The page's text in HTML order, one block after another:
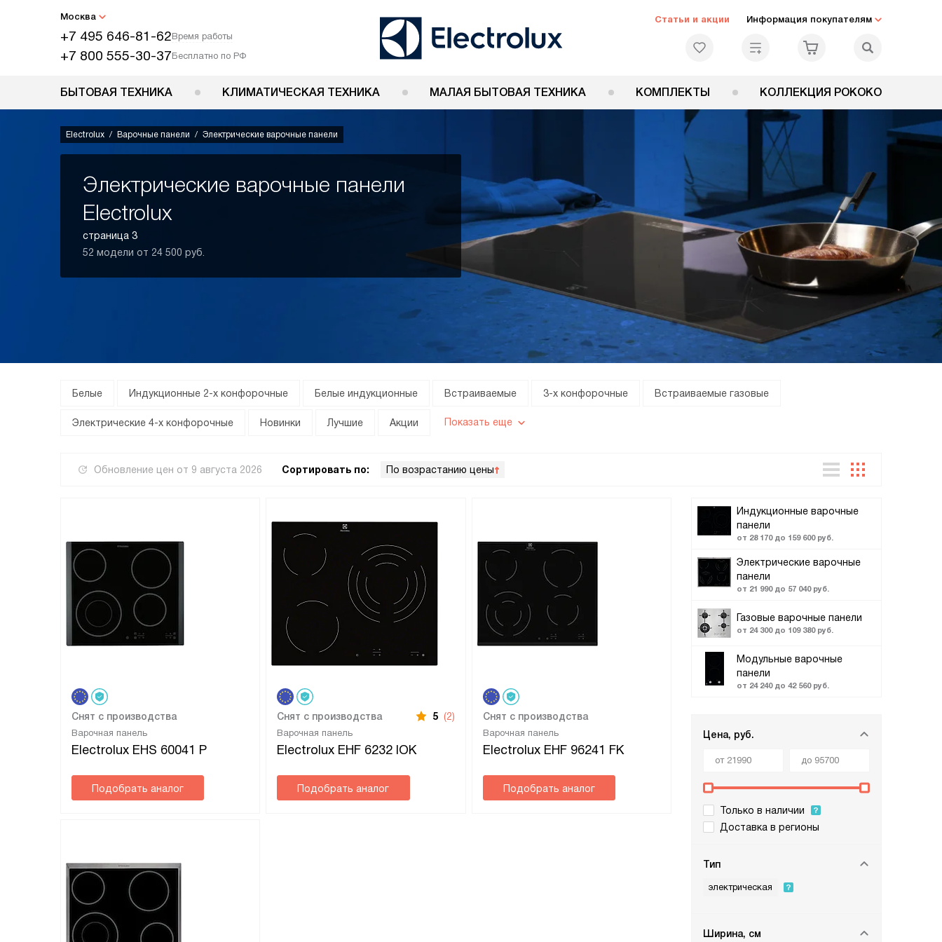
Москва
+7 495 646-81-62Время работы
+7 800 555-30-37Бесплатно по РФ
Статьи и акции Информация покупателям
БЫТОВАЯ ТЕХНИКА КЛИМАТИЧЕСКАЯ ТЕХНИКА МАЛАЯ БЫТОВАЯ ТЕХНИКА КОМПЛЕКТЫ КОЛЛЕКЦИЯ РОКОКО
Electrolux Варочные панели Электрические варочные панели
Электрические варочные панели
Electrolux
страница 3
52 модели от 24 500 руб.
Белые Индукционные 2-х конфорочные Белые индукционные Встраиваемые 3-х конфорочные Встраиваемые газовые
Электрические 4-х конфорочные Новинки Лучшие Акции Показать еще
Обновление цен от 9 августа 2026 Сортировать по: По возрастанию цены
Индукционные варочные
панели
от 28 170 до 159 600 руб.
Электрические варочные
панели
от 21 990 до 57 040 руб.
Газовые варочные панели
от 24 300 до 109 380 руб.
Модульные варочные
панели
от 24 240 до 42 560 руб.
Цена, руб.
Только в наличии
Доставка в регионы
Тип
электрическая
Ширина, см
Варочная панель
Electrolux EHS 60041 P
Снят с производства
Подобрать аналог
Варочная панель
Electrolux EHF 6232 IOK
Снят с производства 5 (2)
Подобрать аналог
Варочная панель
Electrolux EHF 96241 FK
Снят с производства
Подобрать аналог